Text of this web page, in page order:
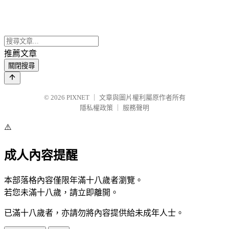
推薦文章
關閉搜尋
© 2026 PIXNET
文章與圖片權利屬原作者所有
隱私權政策
服務聲明
⚠️
成人內容提醒
本部落格內容僅限年滿十八歲者瀏覽。
若您未滿十八歲，請立即離開。
已滿十八歲者，亦請勿將內容提供給未成年人士。